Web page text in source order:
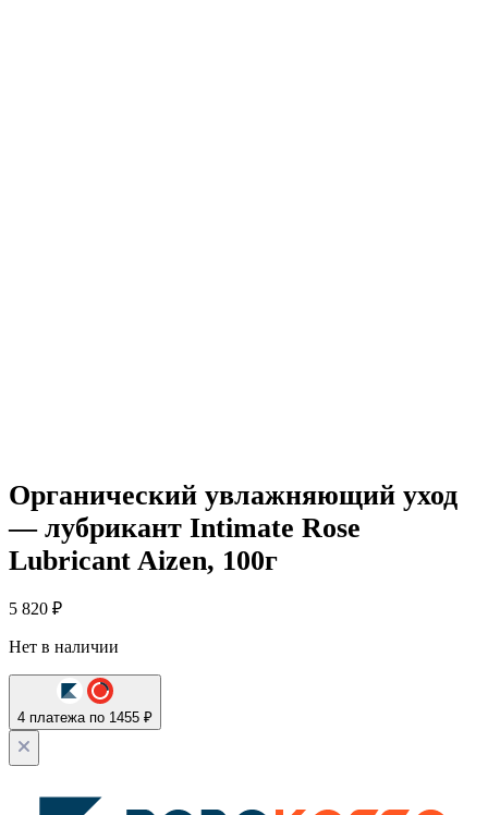
Органический увлажняющий уход
— лубрикант Intimate Rose
Lubricant Aizen, 100г
5 820 ₽
Нет в наличии
4 платежа по 1455 ₽